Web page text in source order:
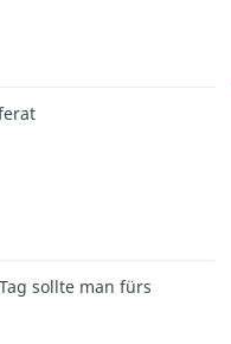
sollte man fürs